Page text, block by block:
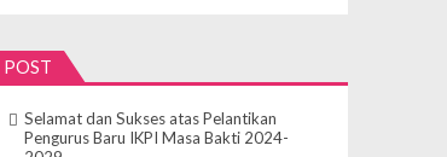
POST
Selamat dan Sukses atas Pelantikan
Pengurus Baru IKPI Masa Bakti 2024-